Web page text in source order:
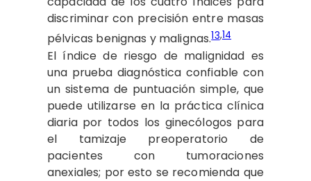
discriminar con precisión entre masas
pélvicas benignas y malignas.13,14
El índice de riesgo de malignidad es
una prueba diagnóstica confiable con
un sistema de puntuación simple, que
puede utilizarse en la práctica clínica
diaria por todos los ginecólogos para
el tamizaje preoperatorio de
pacientes con tumoraciones
anexiales; por esto se recomienda que